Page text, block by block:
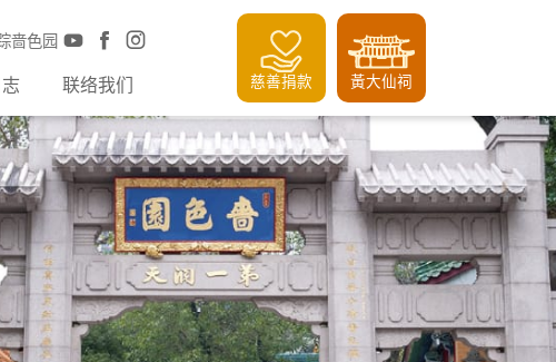
啬色园
联络我们 慈善捐款 黃大仙祠